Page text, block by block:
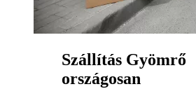
Szállítás Gyömrő
országosan